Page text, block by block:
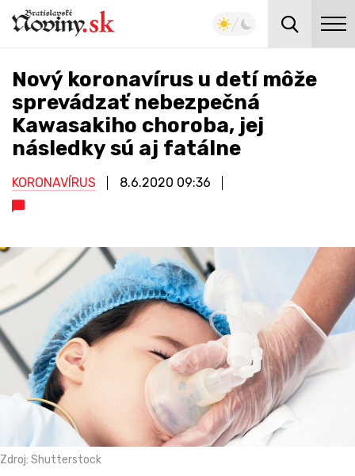
Nový koronavírus u detí môže
sprevádzať nebezpečná
Kawasakiho choroba, jej
následky sú aj fatálne
KORONAVÍRUS 8.6.2020 09:36
Zdroj: Shutterstock